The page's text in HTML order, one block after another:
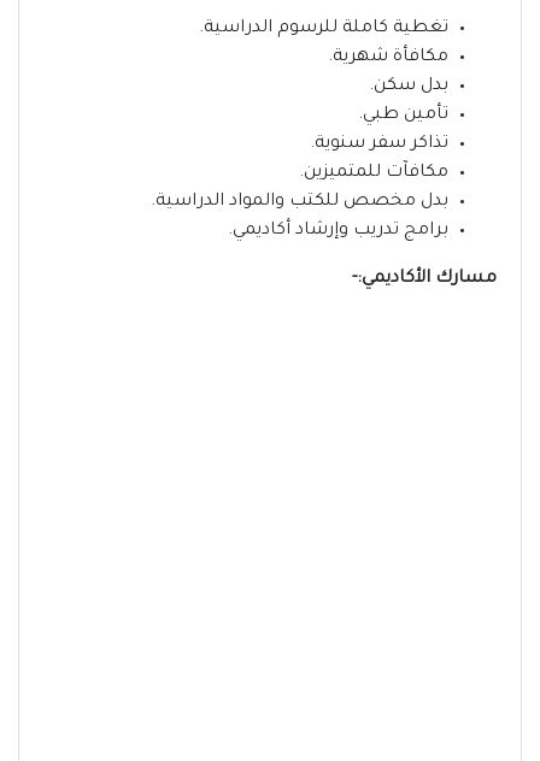
تغطية كاملة للرسوم الدراسية.
مكافأة شهرية.
بدل سكن.
تأمين طبي.
تذاكر سفر سنوية.
مكافآت للمتميزين.
بدل مخصص للكتب والمواد الدراسية.
برامج تدريب وإرشاد أكاديمي.
مسارك الأكاديمي:-